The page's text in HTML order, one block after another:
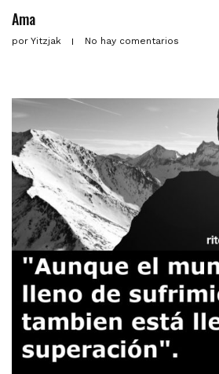
Ama
por Yitzjak No hay comentarios